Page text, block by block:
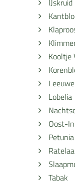
IJskruid
Kooltje
Lobelia
Oost-
Petunia
Tabak